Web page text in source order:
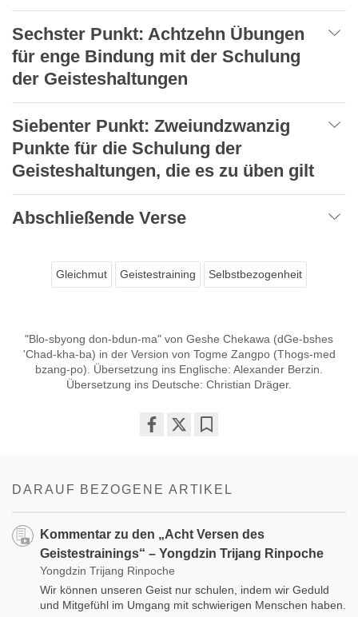
Sechster Punkt: Achtzehn Übungen
für enge Bindung mit der Schulung
der Geisteshaltungen
Siebenter Punkt: Zweiundzwanzig
Punkte für die Schulung der
Geisteshaltungen, die es zu üben gilt
Abschließende Verse
Gleichmut Geistestraining Selbstbezogenheit
"Blo-sbyong don-bdun-ma" von Geshe Chekawa (dGe-bshes
'Chad-kha-ba) in der Version von Togme Zangpo (Thogs-med
bzang-po). Übersetzung ins Englische: Alexander Berzin.
Übersetzung ins Deutsche: Christian Dräger.
DARAUF BEZOGENE ARTIKEL
Kommentar zu den „Acht Versen des
Geistestrainings“ – Yongdzin Trijang Rinpoche
Yongdzin Trijang Rinpoche
Wir können unseren Geist nur schulen, indem wir Geduld
und Mitgefühl im Umgang mit schwierigen Menschen haben.